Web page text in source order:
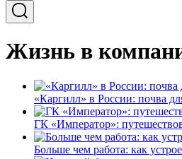
Жизнь в
«Каргилл» в России: почва
ГК «Император»:
Больше чем работа: как